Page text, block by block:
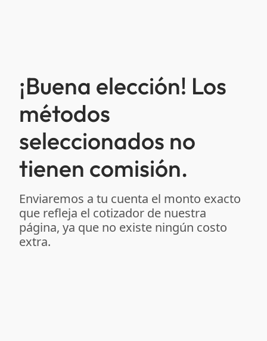
¡Buena elección! Los
métodos
seleccionados no
tienen comisión.
Enviaremos a tu cuenta el monto exacto
que refleja el cotizador de nuestra
página, ya que no existe ningún costo
extra.